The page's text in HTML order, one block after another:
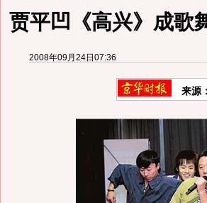
贾平凹《高兴》成歌
2008年09月24日07:36
来源